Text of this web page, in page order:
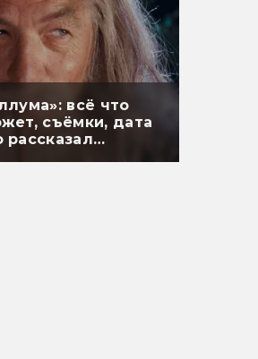
всё что
съёмки, дата
рассказал